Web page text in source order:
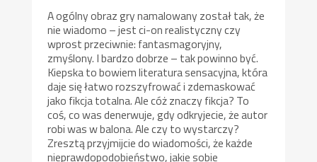
A ogólny obraz gry namalowany został tak, że
nie wiadomo – jest ci-on realistyczny czy
wprost przeciwnie: fantasmagoryjny,
zmyślony. I bardzo dobrze – tak powinno być.
Kiepska to bowiem literatura sensacyjna, która
daje się łatwo rozszyfrować i zdemaskować
jako fikcja totalna. Ale cóż znaczy fikcja? To
coś, co was denerwuje, gdy odkryjecie, że autor
robi was w balona. Ale czy to wystarczy?
Zresztą przyjmijcie do wiadomości, że każde
nieprawdopodobieństwo, jakie sobie